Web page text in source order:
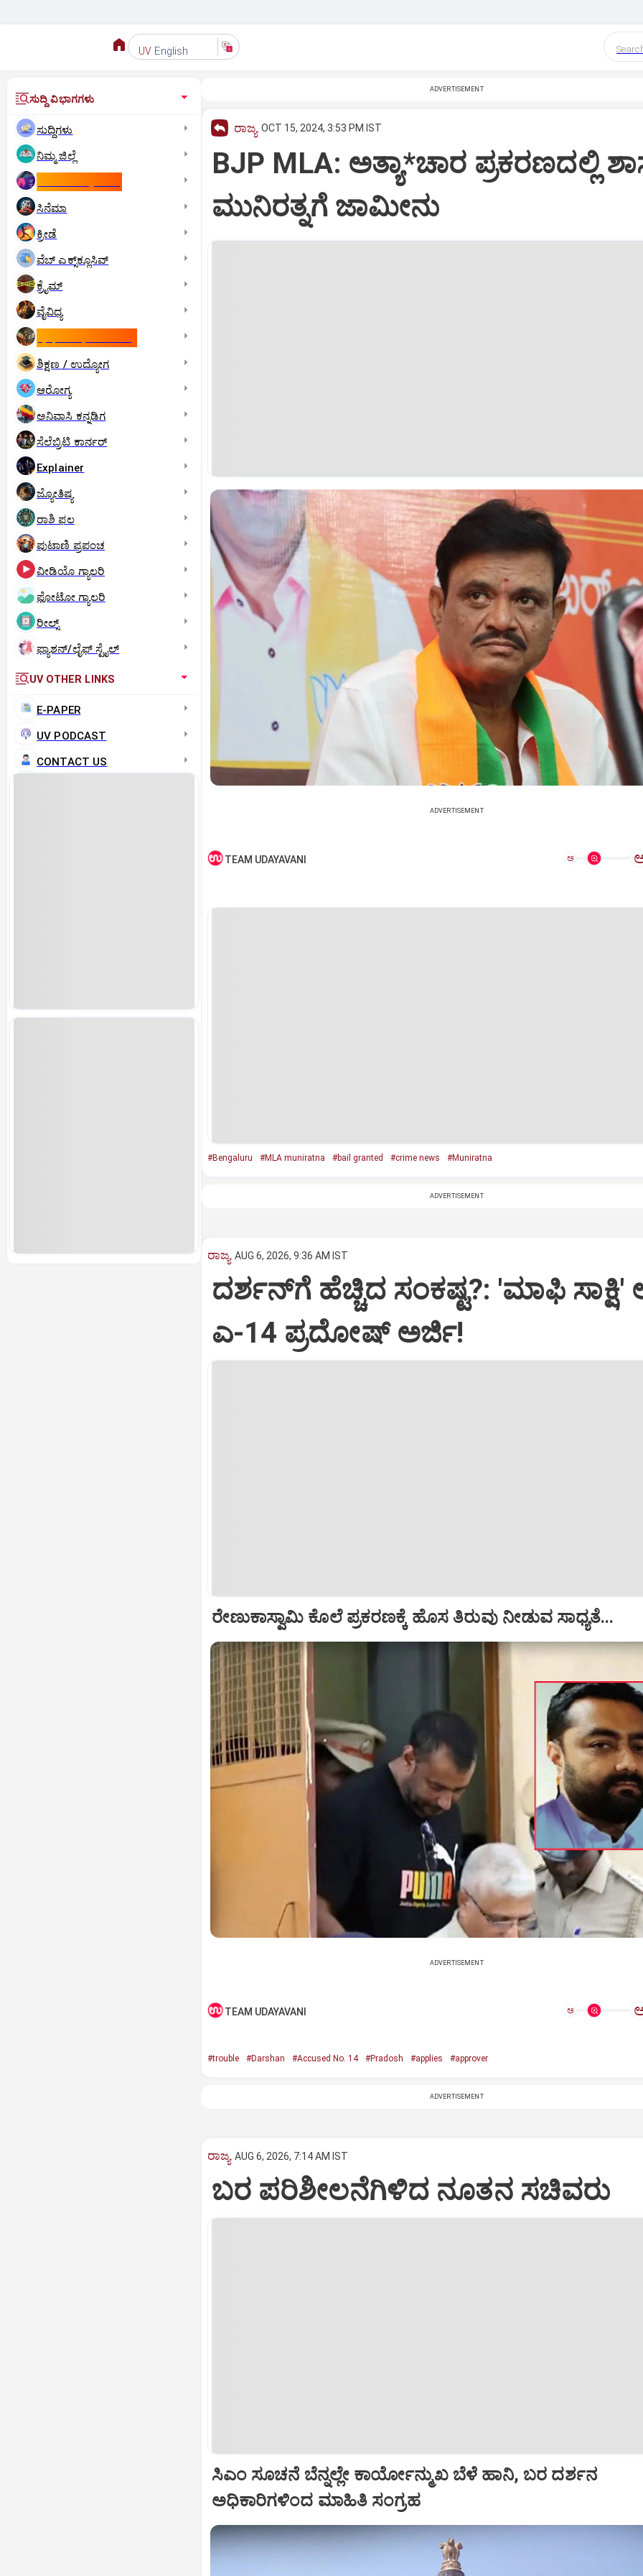
UV English
ಸುದ್ದಿ ವಿಭಾಗಗಳು
ಸುದ್ದಿಗಳು
ನಿಮ್ಮ ಜಿಲ್ಲೆ
ಸಿನೆಮಾ
ಕ್ರೀಡೆ
ವೆಬ್ ಎಕ್ಸ್‌ಕ್ಲೂಸಿವ್
ಕ್ರೈಮ್
ವೈವಿಧ್ಯ
ಶಿಕ್ಷಣ / ಉದ್ಯೋಗ
ಆರೋಗ್ಯ
ಅನಿವಾಸಿ ಕನ್ನಡಿಗ
ಸೆಲೆಬ್ರಿಟಿ ಕಾರ್ನರ್‌
Explainer
ಜ್ಯೋತಿಷ್ಯ
ರಾಶಿ ಫಲ
ಪುಟಾಣಿ ಪ್ರಪಂಚ
ವೀಡಿಯೊ ಗ್ಯಾಲರಿ
ಫೋಟೋ ಗ್ಯಾಲರಿ
ರೀಲ್ಸ್
ಫ್ಯಾಶನ್/ಲೈಫ್‌ ಸ್ಟೈಲ್
UV OTHER LINKS
E-PAPER
UV PODCAST
CONTACT US
ADVERTISEMENT
ರಾಜ್ಯ OCT 15, 2024, 3:53 PM IST
BJP MLA: ಅತ್ಯಾ*ಚಾರ ಪ್ರಕರಣದಲ್ಲಿ
ಮುನಿರತ್ನಗೆ ಜಾಮೀನು
ADVERTISEMENT
TEAM UDAYAVANI ಅ
#Bengaluru #MLA muniratna #bail granted #crime news #Muniratna
ADVERTISEMENT
ರಾಜ್ಯ AUG 6, 2026, 9:36 AM IST
ದರ್ಶನ್‌ಗೆ ಹೆಚ್ಚಿದ ಸಂಕಷ್ಟ?: 'ಮಾಫಿ ಸಾಕ್ಷಿ'
ಎ-14 ಪ್ರದೋಷ್ ಅರ್ಜಿ!
ರೇಣುಕಾಸ್ವಾಮಿ ಕೊಲೆ ಪ್ರಕರಣಕ್ಕೆ ಹೊಸ ತಿರುವು ನೀಡುವ ಸಾಧ್ಯತೆ...
ADVERTISEMENT
TEAM UDAYAVANI ಅ
#trouble #Darshan #Accused No. 14 #Pradosh #applies #approver
ADVERTISEMENT
ರಾಜ್ಯ AUG 6, 2026, 7:14 AM IST
ಬರ ಪರಿಶೀಲನೆಗಿಳಿದ ನೂತನ ಸಚಿವರು
ಸಿಎಂ ಸೂಚನೆ ಬೆನ್ನಲ್ಲೇ ಕಾರ್ಯೋನ್ಮುಖ ಬೆಳೆ ಹಾನಿ, ಬರ ದರ್ಶನ
ಅಧಿಕಾರಿಗಳಿಂದ ಮಾಹಿತಿ ಸಂಗ್ರಹ